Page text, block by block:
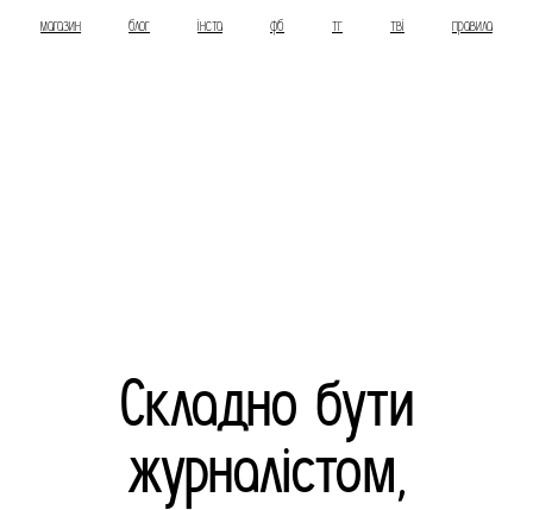
магазин блог інста фб тг тві правила
Складно бути
журналістом,